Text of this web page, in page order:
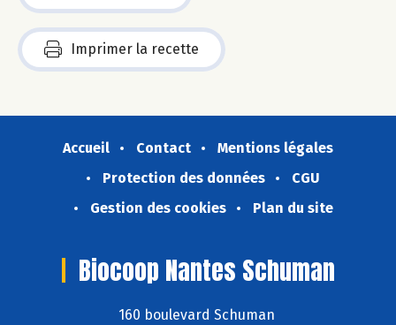
Imprimer la recette
Accueil Contact
Mentions légales
Protection des données
CGU
Gestion des cookies
Plan du site
Biocoop Nantes Schuman
160 boulevard Schuman